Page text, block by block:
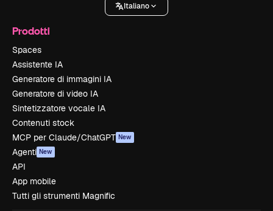
Italiano
Prodotti
Spaces
Assistente IA
Generatore di immagini IA
Generatore di video IA
Sintetizzatore vocale IA
Contenuti stock
MCP per Claude/ChatGPT New
Agenti New
API
App mobile
Tutti gli strumenti Magnific